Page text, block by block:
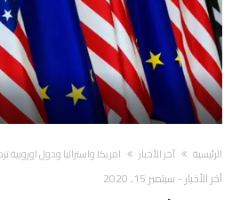
‫الرئيسية‬ آخر الأخبار امريكا واستراليا ودول
آخر الأخبار- سبتمبر 15, 2020